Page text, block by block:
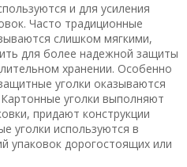
и для усиления
Часто традиционные
слишком мягкими,
для более надежной защиты
хранении. Особенно
уголки оказываются
Картонные уголки выполняют
придают конструкции
уголки используются в
упаковок дорогостоящих или